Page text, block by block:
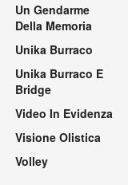
Un Gendarme
Della Memoria
Unika Burraco
Unika Burraco E
Bridge
Video In Evidenza
Visione Olistica
Volley